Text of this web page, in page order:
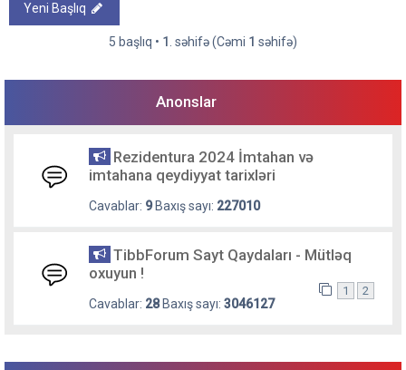
Yeni Başlıq
5 başlıq • 1 . səhifə (Cəmi 1 səhifə)
Anonslar
Rezidentura 2024 İmtahan və
imtahana qeydiyyat tarixləri
Cavablar: 9Baxış sayı: 227010
TibbForum Sayt Qaydaları - Mütləq
oxuyun !
Cavablar: 28Baxış sayı: 3046127
1 2